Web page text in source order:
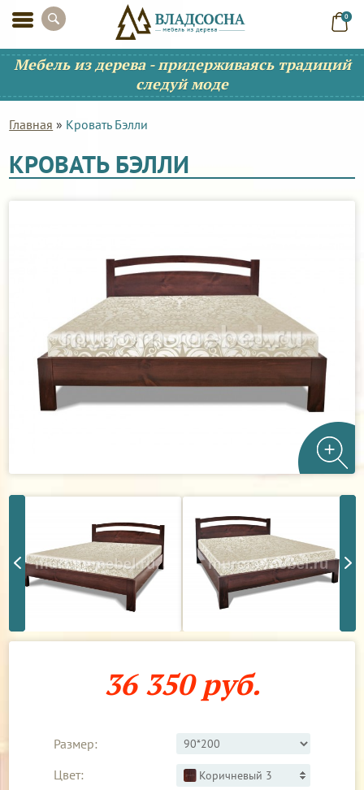
0
Мебель из дерева - придерживаясь традиций
следуй моде
Главная » Кровать Бэлли
КРОВАТЬ БЭЛЛИ
36 350 руб.
Размер:
Цвет:
Коричневый 3